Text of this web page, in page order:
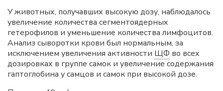
У животных, получавших высокую дозу, наблюдалось
увеличение количества сегментоядерных
гетерофилов и уменьшение количества лимфоцитов.
Анализ сыворотки крови был нормальным, за
исключением увеличения активности ЩФ во всех
дозировках в группе самок и увеличение содержания
гаптоглобина у самцов и самок при высокой дозе.